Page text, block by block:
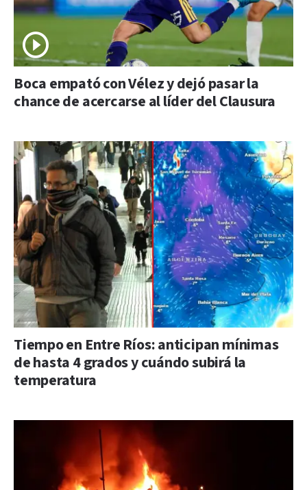
Boca empató con Vélez y dejó pasar la
chance de acercarse al líder del Clausura
Tiempo en Entre Ríos: anticipan mínimas
de hasta 4 grados y cuándo subirá la
temperatura